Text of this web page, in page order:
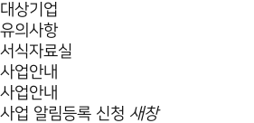
대상기업
유의사항
서식자료실
사업안내
사업안내
사업 알림등록 신청 새창